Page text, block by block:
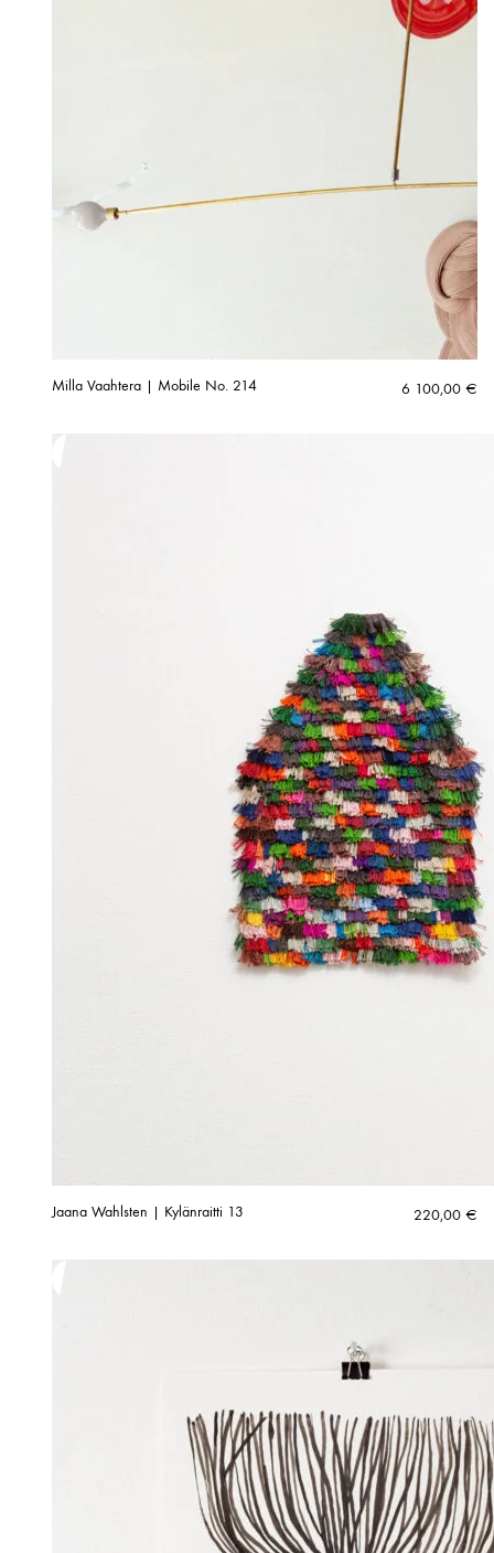
Milla Vaahtera | Mobile No. 214 6 100,00 €
Jaana Wahlsten | Kylänraitti 13 220,00 €